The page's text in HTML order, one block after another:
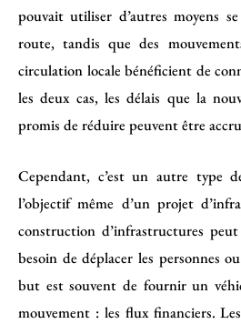
pouvait utiliser d’autres moyens
route, tandis que des
circulation locale bénéficient de
les deux cas, les délais que la
promis de réduire peuvent être
Cependant, c’est un autre type
l’objectif même d’un projet
construction d’infrastructures
besoin de déplacer les personnes
but est souvent de fournir un
mouvement : les flux financiers.